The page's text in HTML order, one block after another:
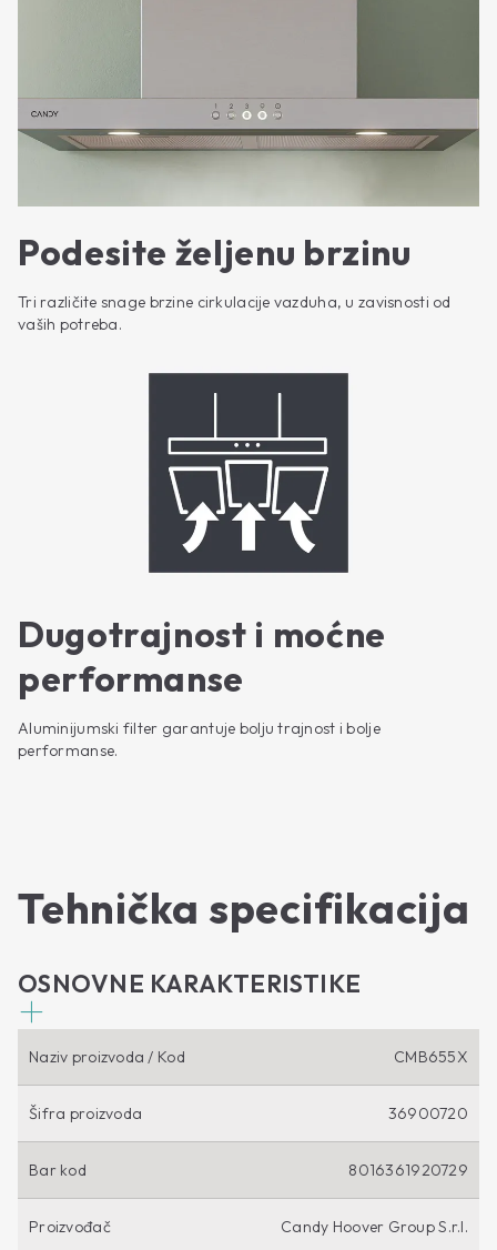
Podesite željenu brzinu
Tri različite snage brzine cirkulacije vazduha, u zavisnosti od
vaših potreba.
Dugotrajnost i moćne
performanse
Aluminijumski filter garantuje bolju trajnost i bolje
performanse.
Tehnička specifikacija
OSNOVNE KARAKTERISTIKE
Naziv proizvoda / Kod CMB655X
Šifra proizvoda 36900720
Bar kod 8016361920729
Proizvođač Candy Hoover Group S.r.l.